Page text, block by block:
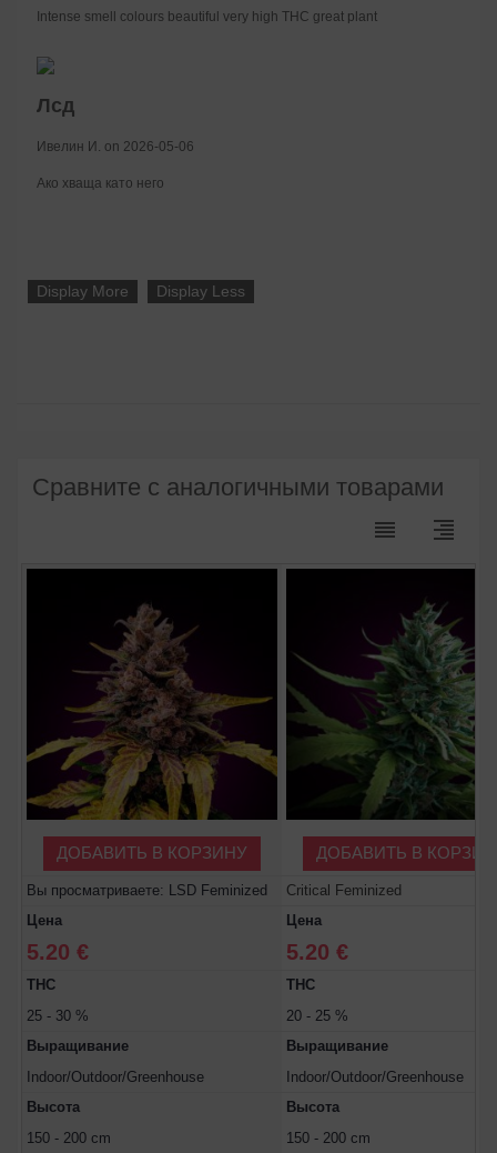
Intense smell colours beautiful very high THC great plant
Лсд
Ивелин И. on 2026-05-06
Ако хваща като него
Display More Display Less
Сравните с аналогичными товарами
reorder format_align_right
ДОБАВИТЬ В КОРЗИНУ ДОБАВИТЬ В
Вы просматриваете: LSD Feminized
Critical Feminized
Цена
5.20 €
Цена
5.20 €
THC
25 - 30 %
THC
20 - 25 %
Выращивание
Indoor/Outdoor/Greenhouse
Выращивание
Indoor/Outdoor/Greenhouse
Высота
150 - 200 cm
Высота
150 - 200 cm